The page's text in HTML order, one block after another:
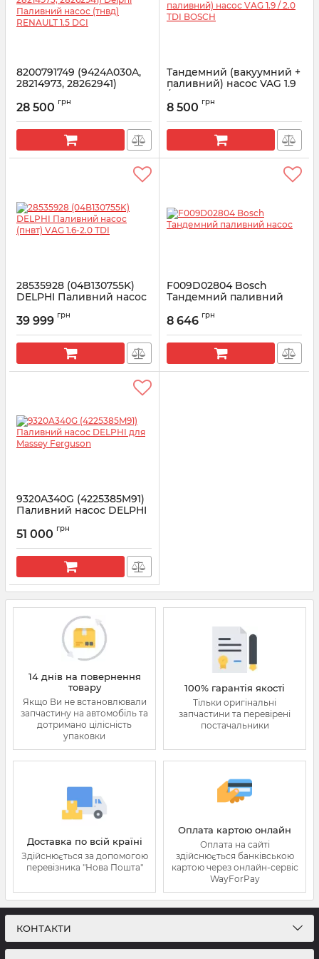
8200791749 (9424A030A,
28214973, 28262941)
(тнвд) RENAULT 1.5 DCI
Артикул: 8200791749
28 500 грн
Тандемний (вакуумний +
паливний) насос VAG 1.9
/ 2.0 TDI BOSCH
Артикул: F009D02799
8 500 грн
28535928 (04B130755K)
DELPHI Паливний насос
Артикул: 28535928
39 999 грн
F009D02804 Bosch
Тандемний паливний
Артикул: F009D02804
8 646 грн
9320A340G (4225385M91)
Паливний насос DELPHI
Артикул: 9320A340G
51 000 грн
14 днів на повернення
товару
Якщо Ви не встановлювали
запчастину на автомобіль та
дотримано цілісність
упаковки
100% гарантія якості
Тільки оригінальні
запчастини та перевірені
постачальники
Доставка по всій країні
Здійснюється за допомогою
перевізника "Нова Пошта"
Оплата картою онлайн
Оплата на сайті
здійснюється банківською
картою через онлайн-сервіс
WayForPay
КОНТАКТИ